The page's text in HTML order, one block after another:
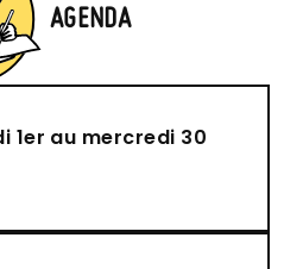
AGENDA
1er au mercredi 30